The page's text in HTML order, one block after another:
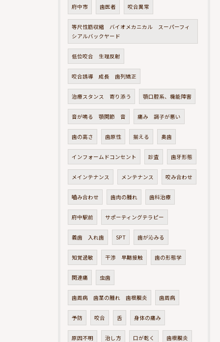
府中市 歯医者 咬合異常
等尺性筋収縮 バイオメカニカル スーパーフィ
シアルバックヤード
低位咬合 生理反射
咬合誘導 成長 歯列矯正
治療スタンス 寄り添う 顎口腔系、機能障害
音が鳴る 顎関節 音 痛み 調子が悪い
歯の高さ 歯原性 揃える 奥歯
インフォームドコンセント 診査 歯牙形態
メインテナンス メンテナンス 咬み合わせ
嚙み合わせ 歯肉の腫れ 歯科治療
府中駅前 サポーティングテラピー
義歯 入れ歯 SPT 歯が沁みる
知覚過敏 干渉 早期接触 歯の形態学
関連痛 虫歯
歯周病 歯茎の腫れ 歯根膜炎 歯周病
予防 咬合 舌 身体の痛み
原因不明 治し方 口が乾く 歯根膜炎